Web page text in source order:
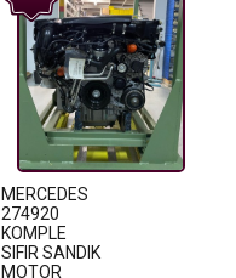
MERCEDES
274920
KOMPLE
SIFIR SANDIK
MOTOR